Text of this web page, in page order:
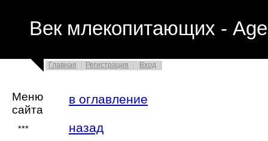
Век млекопитающих -
Главная Регистрация Вход
Меню
сайта
***
в оглавление
назад